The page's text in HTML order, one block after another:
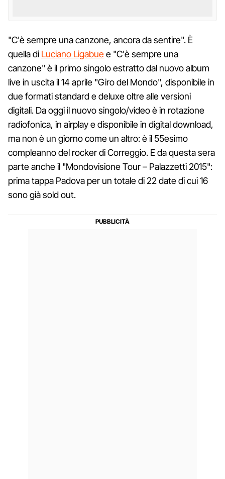
"C'è sempre una canzone, ancora da sentire". È
quella di Luciano Ligabuee "C'è sempre una
canzone" è il primo singolo estratto dal nuovo album
live in uscita il 14 aprile "Giro del Mondo", disponibile in
due formati standard e deluxe oltre alle versioni
digitali. Da oggi il nuovo singolo/video è in rotazione
radiofonica, in airplay e disponibile in digital download,
ma non è un giorno come un altro: è il 55esimo
compleanno del rocker di Correggio. E da questa sera
parte anche il "Mondovisione Tour – Palazzetti 2015":
prima tappa Padova per un totale di 22 date di cui 16
sono già sold out.